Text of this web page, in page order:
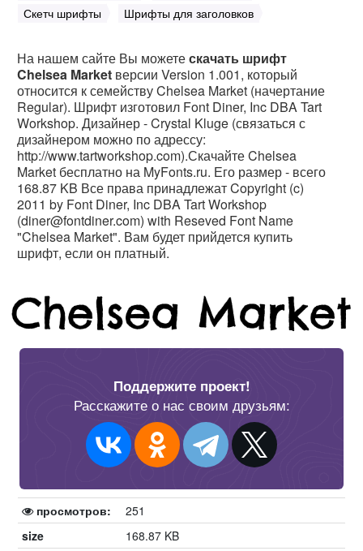
Скетч шрифты
Шрифты для заголовков
На нашем сайте Вы можетескачать шрифт
Chelsea Market версии Version 1.001, который
относится к семейству Chelsea Market (начертание
Regular). Шрифт изготовил Font Diner, Inc DBA Tart
Workshop. Дизайнер - Crystal Kluge (связаться с
дизайнером можно по адрессу:
http://www.tartworkshop.com).Скачайте Chelsea
Market бесплатно на MyFonts.ru. Его размер - всего
168.87 KB Все права принадлежат Copyright (c)
2011 by Font Diner, Inc DBA Tart Workshop
(diner@fontdiner.com) with Reseved Font Name
"Chelsea Market". Вам будет прийдется купить
шрифт, если он платный.
Поддержите проект!
Расскажите о нас своим друзьям:
просмотров:
251
size
168.87 KB